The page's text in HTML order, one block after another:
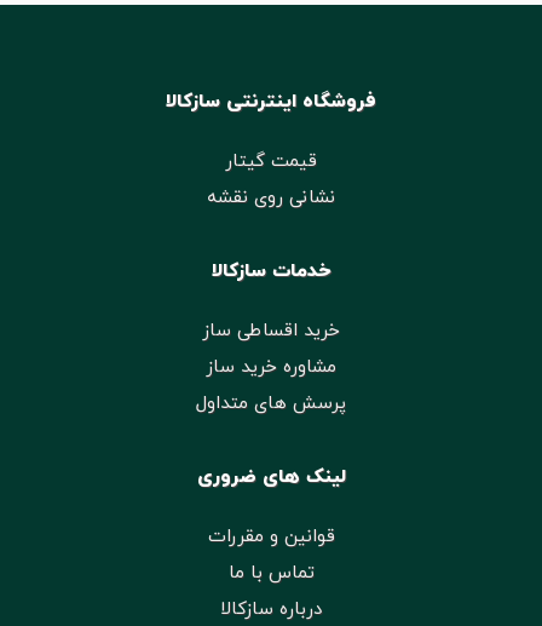
فروشگاه اینترنتی سازکالا
قیمت گیتار
نشانی روی نقشه
خدمات سازکالا
خرید اقساطی ساز
مشاوره خرید ساز
پرسش های متداول
لینک های ضروری
قوانین و مقررات
تماس با ما
درباره سازکالا